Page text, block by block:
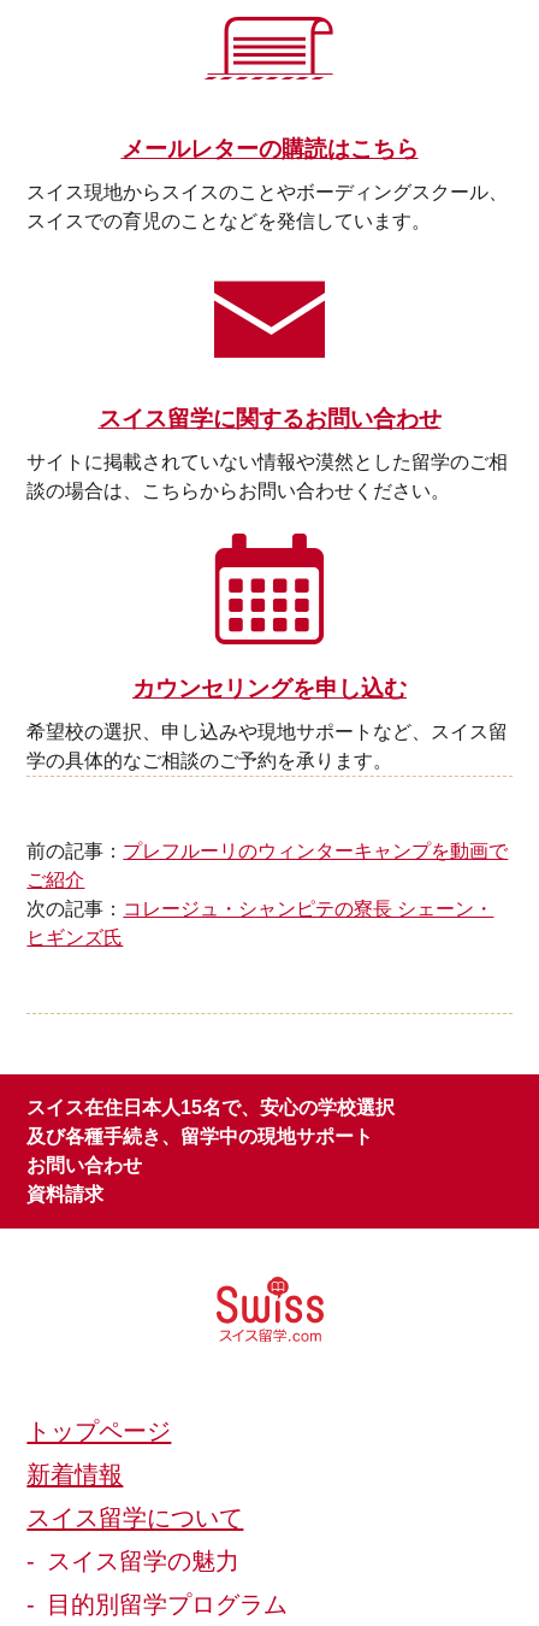
メールレターの購読はこちら
スイス現地からスイスのことやボーディングスクール、
スイスでの育児のことなどを発信しています。
スイス留学に関するお問い合わせ
サイトに掲載されていない情報や漠然とした留学のご相
談の場合は、こちらからお問い合わせください。
カウンセリングを申し込む
希望校の選択、申し込みや現地サポートなど、スイス留
学の具体的なご相談のご予約を承ります。
前の記事： プレフルーリのウィンターキャンプを動画で
ご紹介
次の記事： コレージュ・シャンピテの寮長 シェーン・
ヒギンズ氏
スイス在住日本人15名で、安心の学校選択
及び各種手続き、留学中の現地サポート
お問い合わせ
資料請求
トップページ
新着情報
スイス留学について
スイス留学の魅力
目的別留学プログラム